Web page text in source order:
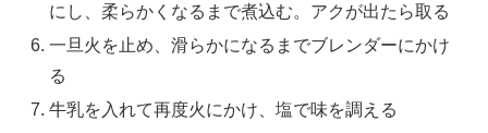
にし、柔らかくなるまで煮込む。アクが出たら取る
一旦火を止め、滑らかになるまでブレンダーにかけ
る
牛乳を入れて再度火にかけ、塩で味を調える